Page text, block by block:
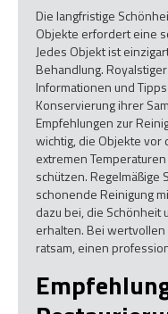
Die langfristige
Objekte erfordert eine
Jedes Objekt ist
Behandlung.
Informationen und
Konservierung ihrer
Empfehlungen zur
wichtig, die Objekte
extremen
schützen. Regelmäßige
schonende Reinigung
dazu bei, die Schönheit
erhalten. Bei
ratsam, einen